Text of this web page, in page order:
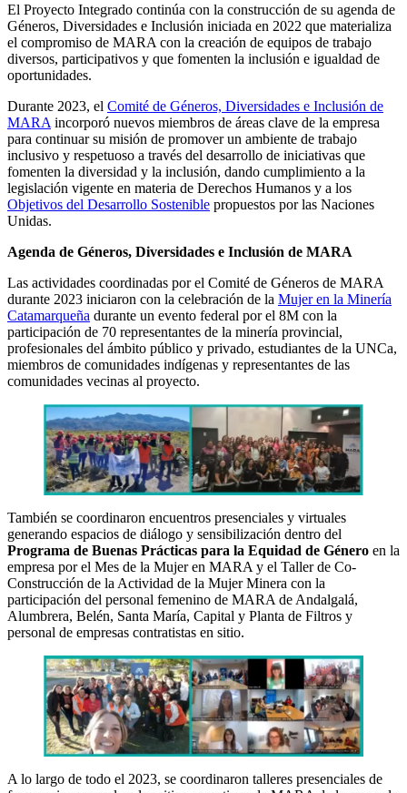
El Proyecto Integrado continúa con la construcción de su agenda de
Géneros, Diversidades e Inclusión iniciada en 2022 que materializa
el compromiso de MARA con la creación de equipos de trabajo
diversos, participativos y que fomenten la inclusión e igualdad de
oportunidades.
Durante 2023, el Comité de Géneros, Diversidades e Inclusión de
MARA incorporó nuevos miembros de áreas clave de la empresa
para continuar su misión de promover un ambiente de trabajo
inclusivo y respetuoso a través del desarrollo de iniciativas que
fomenten la diversidad y la inclusión, dando cumplimiento a la
legislación vigente en materia de Derechos Humanos y a los
Objetivos del Desarrollo Sostenible propuestos por las Naciones
Unidas.
Agenda de Géneros, Diversidades e Inclusión de MARA
Las actividades coordinadas por el Comité de Géneros de MARA
durante 2023 iniciaron con la celebración de la Mujer en la Minería
Catamarqueña durante un evento federal por el 8M con la
participación de 70 representantes de la minería provincial,
profesionales del ámbito público y privado, estudiantes de la UNCa,
miembros de comunidades indígenas y representantes de las
comunidades vecinas al proyecto.
También se coordinaron encuentros presenciales y virtuales
generando espacios de diálogo y sensibilización dentro del
Programa de Buenas Prácticas para la Equidad de Género en la
empresa por el Mes de la Mujer en MARA y el Taller de Co-
Construcción de la Actividad de la Mujer Minera con la
participación del personal femenino de MARA de Andalgalá,
Alumbrera, Belén, Santa María, Capital y Planta de Filtros y
personal de empresas contratistas en sitio.
A lo largo de todo el 2023, se coordinaron talleres presenciales de